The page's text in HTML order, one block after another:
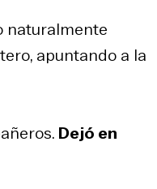
naturalmente
apuntando a la
Dejó en